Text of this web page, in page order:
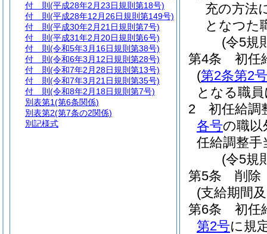
充の方法
となつた
(令5規
第4条
初任
(第2条第2号
となる職
2
初任給調
各号の職以
任給調整
(令5規
第5条
削除
(支給期間
第6条
初任
第2号に規
付 則 (平成28年2月23日規則第18号)
付 則 (平成28年12月26日規則第149号)
付 則 (平成30年2月21日規則第7号)
付 則 (平成31年2月20日規則第6号)
付 則 (令和5年3月16日規則第38号)
付 則 (令和6年3月12日規則第28号)
付 則 (令和7年2月28日規則第13号)
付 則 (令和7年3月21日規則第35号)
付 則 (令和8年2月18日規則第7号)
別表第1(第6条関係)
別表第2(第7条の2関係)
別記様式